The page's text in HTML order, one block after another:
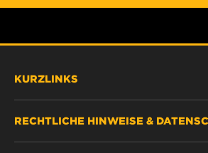
KURZLINKS
RECHTLICHE HINWEISE &